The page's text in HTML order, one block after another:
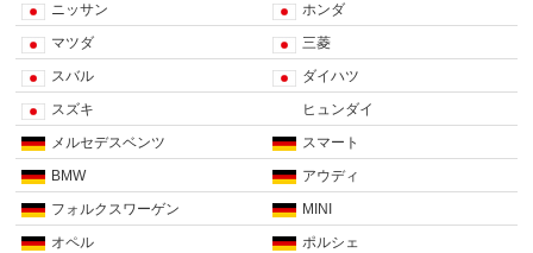
ニッサン
ホンダ
マツダ
三菱
スバル
ダイハツ
スズキ
ヒュンダイ
メルセデスベンツ
スマート
BMW
アウディ
フォルクスワーゲン
MINI
オペル
ポルシェ